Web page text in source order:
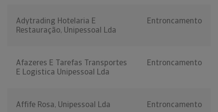
Adytrading Hotelaria E
Restauração, Unipessoal Lda
Entroncamento
Afazeres E Tarefas Transportes
E Logistica Unipessoal Lda
Entroncamento
Affife Rosa, Unipessoal Lda Entroncamento